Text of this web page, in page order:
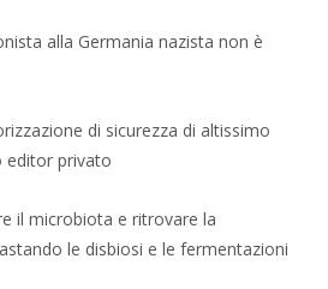
alla Germania nazista non è
di sicurezza di altissimo
editor privato
il microbiota e ritrovare la
le disbiosi e le fermentazioni